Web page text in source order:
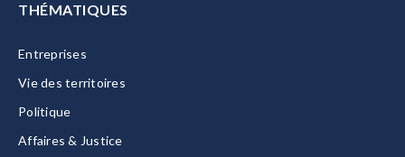
THÉMATIQUES
Entreprises
Vie des territoires
Politique
Affaires & Justice